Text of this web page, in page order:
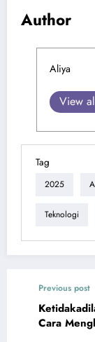
Author
Aliya
View
Tag
2025
Teknologi
Previous post
Cara